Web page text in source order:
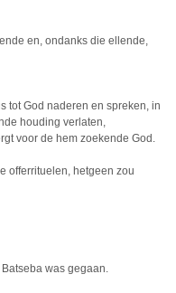
en, ondanks die ellende,
tot God naderen en spreken, in
houding verlaten,
voor de hem zoekende God.
offerrituelen, hetgeen zou
was gegaan.